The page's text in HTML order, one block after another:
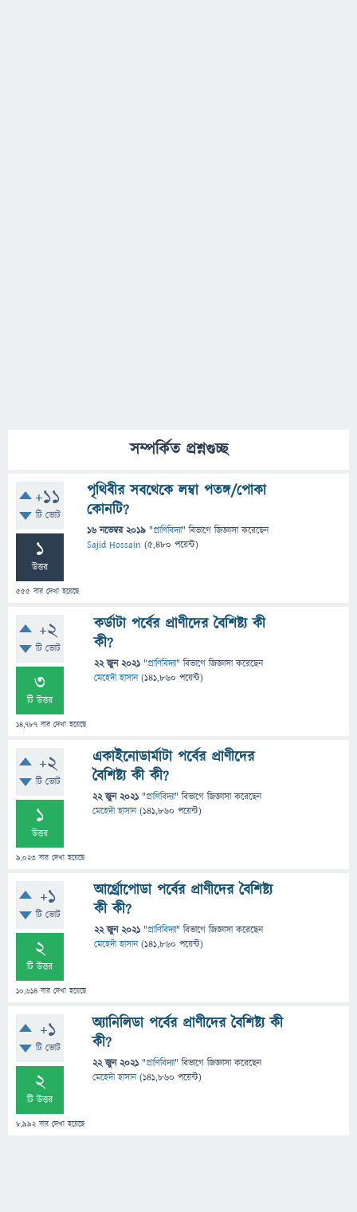
সম্পর্কিত প্রশ্নগুচ্ছ
+11
টি ভোট
1
উত্তর
555 বার দেখা হয়েছে
পৃথিবীর সবথেকে লম্বা পতঙ্গ/পোকা
কোনটি?
16 নভেম্বর 2019 "প্রাণিবিদ্যা" বিভাগে জিজ্ঞাসাকরেছেন
Sajid Hossain (5,480 পয়েন্ট)
+2
টি ভোট
3
টি উত্তর
14,787 বার দেখা হয়েছে
কর্ডাটা পর্বের প্রাণীদের বৈশিষ্ট্য কী
কী?
22 জুন 2021 "প্রাণিবিদ্যা" বিভাগে জিজ্ঞাসাকরেছেন
মেহেদী হাসান (141,860 পয়েন্ট)
+2
টি ভোট
1
উত্তর
9,023 বার দেখা হয়েছে
একাইনোডার্মাটা পর্বের প্রাণীদের
বৈশিষ্ট্য কী কী?
22 জুন 2021 "প্রাণিবিদ্যা" বিভাগে জিজ্ঞাসাকরেছেন
মেহেদী হাসান (141,860 পয়েন্ট)
+1
টি ভোট
2
টি উত্তর
10,614 বার দেখা হয়েছে
আর্থ্রোপোডা পর্বের প্রাণীদের বৈশিষ্ট্য
কী কী?
22 জুন 2021 "প্রাণিবিদ্যা" বিভাগে জিজ্ঞাসাকরেছেন
মেহেদী হাসান (141,860 পয়েন্ট)
+1
টি ভোট
2
টি উত্তর
8,992বার দেখা হয়েছে
অ্যানিলিডা পর্বের প্রাণীদের বৈশিষ্ট্য কী
কী?
22 জুন 2021 "প্রাণিবিদ্যা" বিভাগে জিজ্ঞাসাকরেছেন
মেহেদী হাসান (141,860 পয়েন্ট)